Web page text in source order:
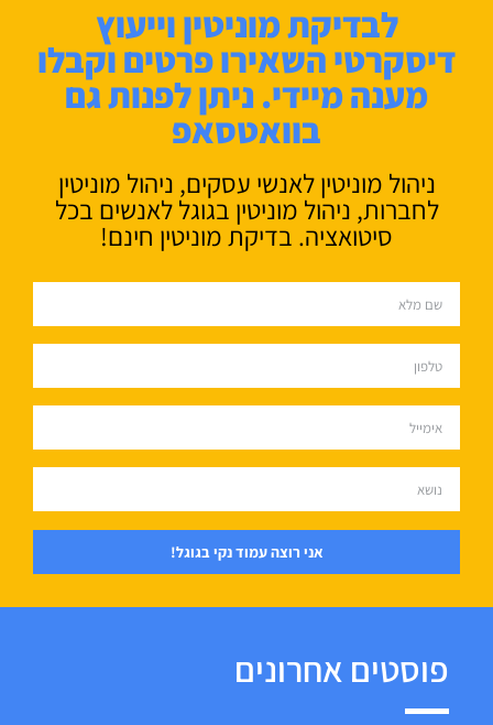
לבדיקת מוניטין וייעוץ
דיסקרטי השאירו פרטים וקבלו
מענה מיידי. ניתן לפנות גם
בוואטסאפ
ניהול מוניטין לאנשי עסקים, ניהול מוניטין
לחברות, ניהול מוניטין בגוגל לאנשים בכל
סיטואציה. בדיקת מוניטין חינם!
אני רוצה עמוד נקי בגוגל!
פוסטים אחרונים